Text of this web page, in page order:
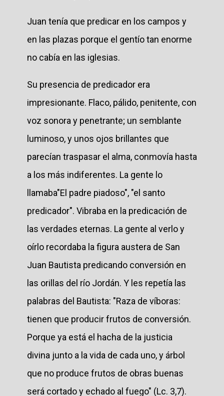
Juan tenía que predicar en los campos y
en las plazas porque el gentío tan enorme
no cabía en las iglesias.
Su presencia de predicador era
impresionante. Flaco, pálido, penitente, con
voz sonora y penetrante; un semblante
luminoso, y unos ojos brillantes que
parecían traspasar el alma, conmovía hasta
a los más indiferentes. La gente lo
llamaba"El padre piadoso", "el santo
predicador". Vibraba en la predicación de
las verdades eternas. La gente al verlo y
oírlo recordaba la figura austera de San
Juan Bautista predicando conversión en
las orillas del río Jordán. Y les repetía las
palabras del Bautista: "Raza de víboras:
tienen que producir frutos de conversión.
Porque ya está el hacha de la justicia
divina junto a la vida de cada uno, y árbol
que no produce frutos de obras buenas
será cortado y echado al fuego" (Lc. 3,7).